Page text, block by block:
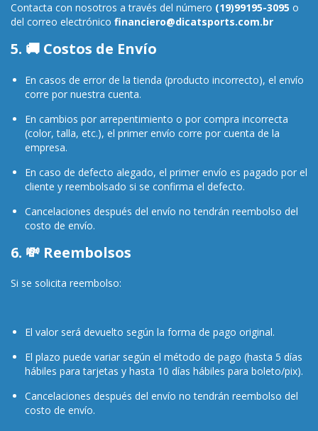
Contacta con nosotros a través del número (19)99195-3095 o
del correo electrónico financiero@dicatsports.com.br
5. 🚚 Costos de Envío
En casos de error de la tienda (producto incorrecto), el envío
corre por nuestra cuenta.
En cambios por arrepentimiento o por compra incorrecta
(color, talla, etc.), el primer envío corre por cuenta de la
empresa.
En caso de defecto alegado, el primer envío es pagado por el
cliente y reembolsado si se confirma el defecto.
Cancelaciones después del envío no tendrán reembolso del
costo de envío.
6. 💸 Reembolsos
Si se solicita reembolso:
El valor será devuelto según la forma de pago original.
El plazo puede variar según el método de pago (hasta 5 días
hábiles para tarjetas y hasta 10 días hábiles para boleto/pix).
Cancelaciones después del envío no tendrán reembolso del
costo de envío.